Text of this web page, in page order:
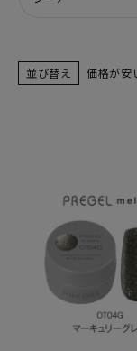
並び替え 価格が安